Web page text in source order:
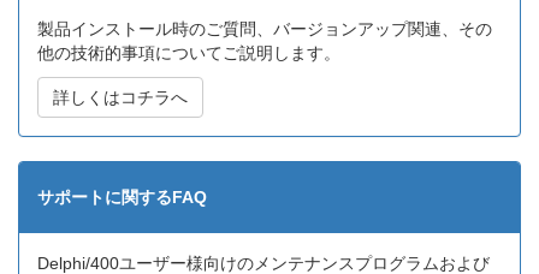
製品インストール時のご質問、バージョンアップ関連、その
他の技術的事項についてご説明します。
詳しくはコチラへ
サポートに関するFAQ
Delphi/400ユーザー様向けのメンテナンスプログラムおよび